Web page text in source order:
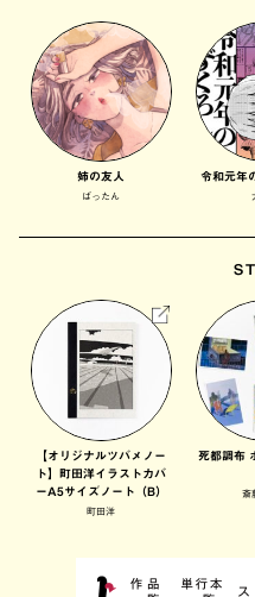
姉の友人
ばったん
令和元年
【オリジナルツバメノー
ト】町田洋イラストカバ
ーA5サイズノート（B）
町田洋
死都調布
斎